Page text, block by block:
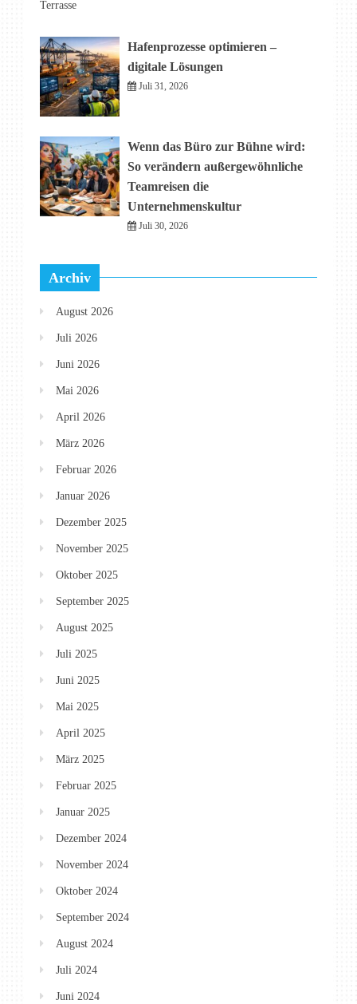
Terrasse
Hafenprozesse optimieren –
digitale Lösungen
Juli 31, 2026
Wenn das Büro zur Bühne wird:
So verändern außergewöhnliche
Teamreisen die
Unternehmenskultur
Juli 30, 2026
Archiv
August 2026
Juli 2026
Juni 2026
Mai 2026
April 2026
März 2026
Februar 2026
Januar 2026
Dezember 2025
November 2025
Oktober 2025
September 2025
August 2025
Juli 2025
Juni 2025
Mai 2025
April 2025
März 2025
Februar 2025
Januar 2025
Dezember 2024
November 2024
Oktober 2024
September 2024
August 2024
Juli 2024
Juni 2024